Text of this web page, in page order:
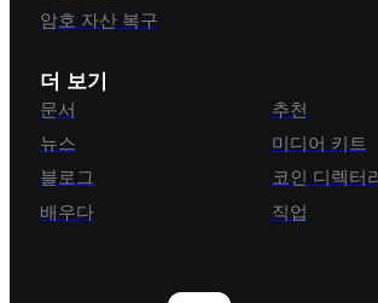
암호 자산 복구
더 보기
문서
뉴스
블로그
배우다
추천
미디어 키트
코인 디렉터리
직업